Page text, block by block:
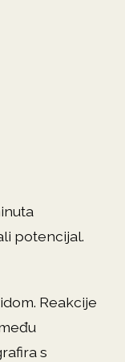
potencijal.
Reakcije
s